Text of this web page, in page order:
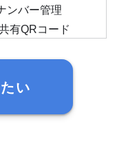
ンバー管理
有QRコード
い